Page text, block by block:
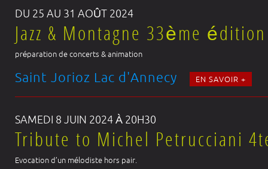
DU 25 AU 31 AOÛT 2024
Jazz & Montagne 33ème édition
préparation de concerts & animation
Saint Jorioz Lac d'Annecy EN SAVOIR +
SAMEDI 8 JUIN 2024 À 20H30
Tribute to Michel Petrucciani
Evocation d’un mélodiste hors pair.